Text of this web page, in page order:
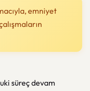
emniyet
süreç devam